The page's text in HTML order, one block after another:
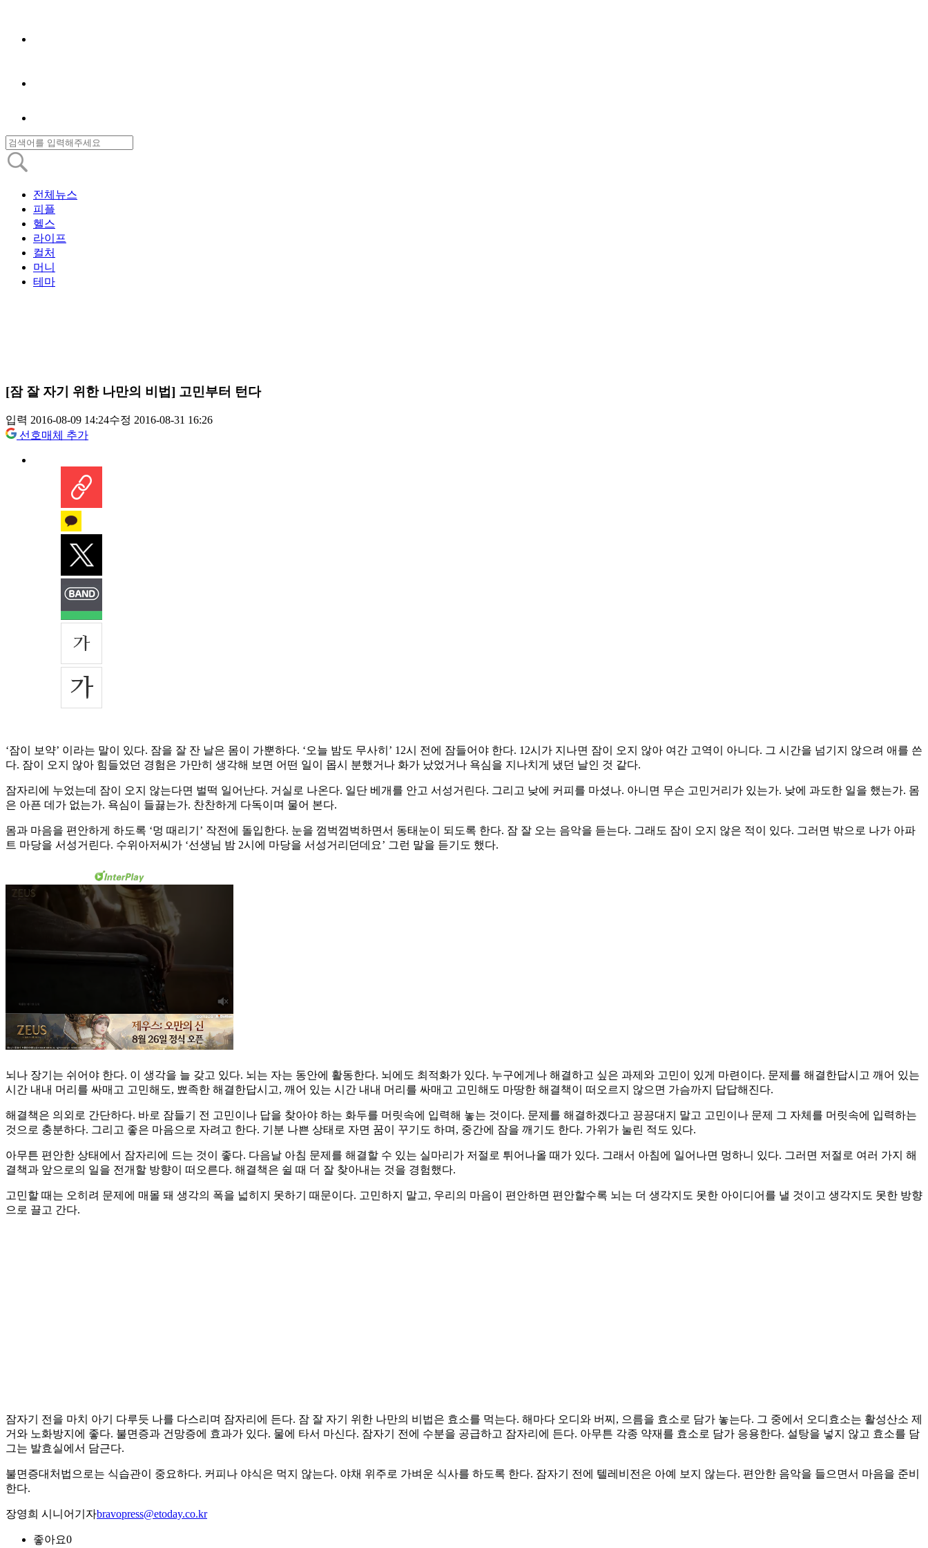
전체뉴스
피플
헬스
라이프
컬처
머니
테마
[잠 잘 자기 위한 나만의 비법] 고민부터 턴다
입력 2016-08-09 14:24수정 2016-08-31 16:26
선호매체 추가
‘잠이 보약’ 이라는 말이 있다. 잠을 잘 잔 날은 몸이 가뿐하다. ‘오늘 밤도 무사히’ 12시 전에 잠들어야 한다. 12시가 지나면 잠이 오지 않아 여간 고역이 아니다. 그 시간을 넘기지 않으려 애를 쓴
다. 잠이 오지 않아 힘들었던 경험은 가만히 생각해 보면 어떤 일이 몹시 분했거나 화가 났었거나 욕심을 지나치게 냈던 날인 것 같다.
잠자리에 누었는데 잠이 오지 않는다면 벌떡 일어난다. 거실로 나온다. 일단 베개를 안고 서성거린다. 그리고 낮에 커피를 마셨나. 아니면 무슨 고민거리가 있는가. 낮에 과도한 일을 했는가. 몸
은 아픈 데가 없는가. 욕심이 들끓는가. 찬찬하게 다독이며 물어 본다.
몸과 마음을 편안하게 하도록 ‘멍 때리기’ 작전에 돌입한다. 눈을 껌벅껌벅하면서 동태눈이 되도록 한다. 잠 잘 오는 음악을 듣는다. 그래도 잠이 오지 않은 적이 있다. 그러면 밖으로 나가 아파
트 마당을 서성거린다. 수위아저씨가 ‘선생님 밤 2시에 마당을 서성거리던데요’ 그런 말을 듣기도 했다.
뇌나 장기는 쉬어야 한다. 이 생각을 늘 갖고 있다. 뇌는 자는 동안에 활동한다. 뇌에도 최적화가 있다. 누구에게나 해결하고 싶은 과제와 고민이 있게 마련이다. 문제를 해결한답시고 깨어 있는
시간 내내 머리를 싸매고 고민해도, 뾰족한 해결한답시고, 깨어 있는 시간 내내 머리를 싸매고 고민해도 마땅한 해결책이 떠오르지 않으면 가슴까지 답답해진다.
해결책은 의외로 간단하다. 바로 잠들기 전 고민이나 답을 찾아야 하는 화두를 머릿속에 입력해 놓는 것이다. 문제를 해결하겠다고 끙끙대지 말고 고민이나 문제 그 자체를 머릿속에 입력하는
것으로 충분하다. 그리고 좋은 마음으로 자려고 한다. 기분 나쁜 상태로 자면 꿈이 꾸기도 하며, 중간에 잠을 깨기도 한다. 가위가 눌린 적도 있다.
아무튼 편안한 상태에서 잠자리에 드는 것이 좋다. 다음날 아침 문제를 해결할 수 있는 실마리가 저절로 튀어나올 때가 있다. 그래서 아침에 일어나면 멍하니 있다. 그러면 저절로 여러 가지 해
결책과 앞으로의 일을 전개할 방향이 떠오른다. 해결책은 쉴 때 더 잘 찾아내는 것을 경험했다.
고민할 때는 오히려 문제에 매몰 돼 생각의 폭을 넓히지 못하기 때문이다. 고민하지 말고, 우리의 마음이 편안하면 편안할수록 뇌는 더 생각지도 못한 아이디어를 낼 것이고 생각지도 못한 방향
으로 끌고 간다.
잠자기 전을 마치 아기 다루듯 나를 다스리며 잠자리에 든다. 잠 잘 자기 위한 나만의 비법은 효소를 먹는다. 해마다 오디와 버찌, 으름을 효소로 담가 놓는다. 그 중에서 오디효소는 활성산소 제
거와 노화방지에 좋다. 불면증과 건망증에 효과가 있다. 물에 타서 마신다. 잠자기 전에 수분을 공급하고 잠자리에 든다. 아무튼 각종 약재를 효소로 담가 응용한다. 설탕을 넣지 않고 효소를 담
그는 발효실에서 담근다.
불면증대처법으로는 식습관이 중요하다. 커피나 야식은 먹지 않는다. 야채 위주로 가벼운 식사를 하도록 한다. 잠자기 전에 텔레비전은 아예 보지 않는다. 편안한 음악을 들으면서 마음을 준비
한다.
장영희 시니어기자bravopress@etoday.co.kr
좋아요0